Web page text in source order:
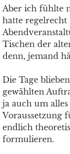
Aber ich fühlte
hatte regelrecht
Tischen der
denn, jemand
Die Tage
gewählten
ja auch um
Voraussetzung
endlich
formulieren.